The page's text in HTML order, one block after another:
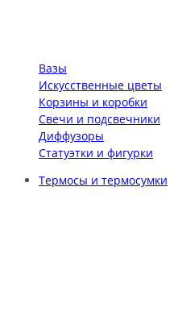
Вазы
Искусственные цветы
Корзины и коробки
Свечи и подсвечники
Диффузоры
Статуэтки и фигурки
Термосы и термосумки